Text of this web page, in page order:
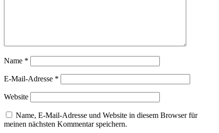
Name *
E-Mail-Adresse *
Website
Name, E-Mail-Adresse und Website in diesem Browser für
meinen nächsten Kommentar speichern.